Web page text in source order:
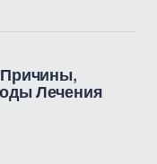
Лечения